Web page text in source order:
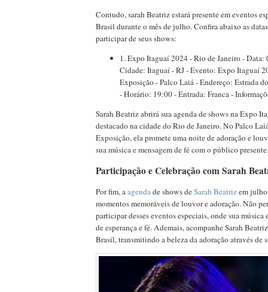
Contudo, sarah Beatriz estará presente em eventos
Brasil durante o mês de julho. Confira abaixo as
participar de seus shows:
1. Expo Itaguaí 2024 - Rio de Janeiro -
Cidade: Itaguaí - RJ - Evento: Expo Itaguaí
Exposição - Palco Laiá - Endereço: Estrada
- Horário: 19:00 - Entrada: Franca -
Sarah Beatriz abrirá sua agenda de shows na Expo
destacado na cidade do Rio de Janeiro. No Palco
Exposição, ela promete uma noite de adoração e
sua música e mensagem de fé com o público presente.
Participação e Celebração com Sarah
Por fim, aagendade shows deSarah Beatrizem
momentos memoráveis de louvor e adoração. Não
participar desses eventos especiais, onde sua música
de esperança e fé. Ademais, acompanhe Sarah
Brasil, transmitindo a beleza da adoração através de